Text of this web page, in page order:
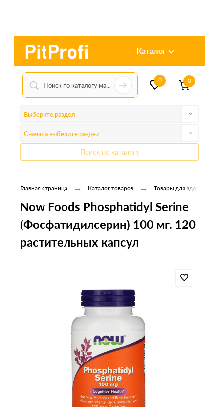
Каталог
0 0
Выберите раздел
Сначала выберите раздел
Поиск по каталогу
Главная страница → Каталог товаров → Товары для здоровья и
Now Foods Phosphatidyl Serine
(Фосфатидилсерин) 100 мг. 120
растительных капсул